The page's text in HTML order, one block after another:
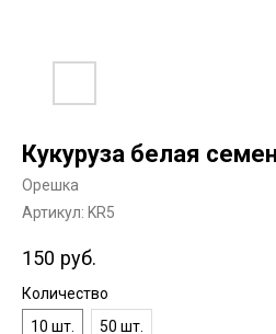
Кукуруза белая
Орешка
Артикул: KR5
150 руб.
Количество
10 шт.
50 шт.